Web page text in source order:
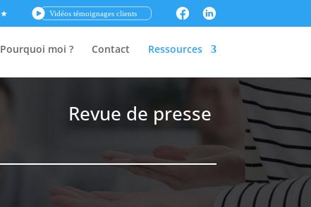
Pourquoi moi ? Contact Ressources
Revue de presse